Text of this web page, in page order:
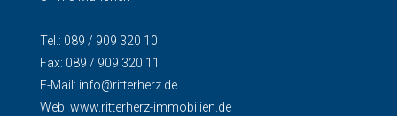
Tel.: 089 / 909 320 10
Fax: 089 / 909 320 11
E-Mail: info@ritterherz.de
Web: www.ritterherz-immobilien.de